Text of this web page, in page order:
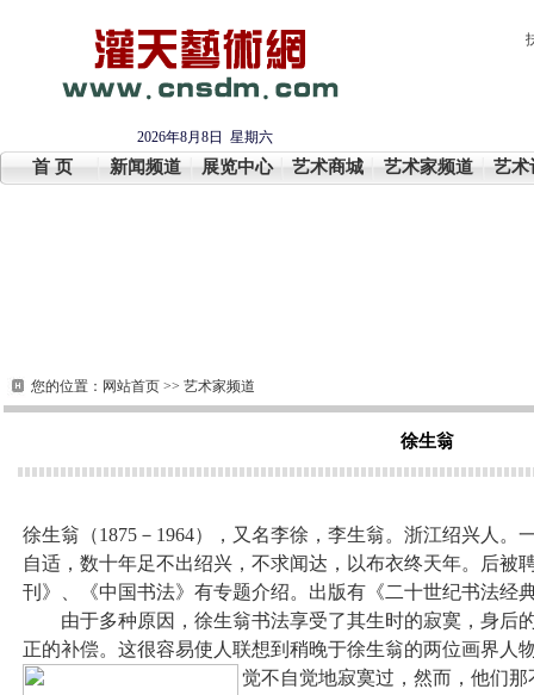
2026年8月8日 星期六
首 页 新闻频道 展览中心 艺术商城 艺术家频道 艺术
您的位置： 网站首页 >> 艺术家频道
徐生翁
徐生翁（1875－1964），又名李徐，李生翁。浙江绍兴人。
自适，数十年足不出绍兴，不求闻达，以布衣终天年。后被
刊》、《中国书法》有专题介绍。出版有《二十世纪书法
由于多种原因，徐生翁书法享受了其生时的寂寞，身后
正的补偿。这很容易使人联想到稍晚于徐生翁的两位画界人
觉不自觉地寂寞过，然而，他们